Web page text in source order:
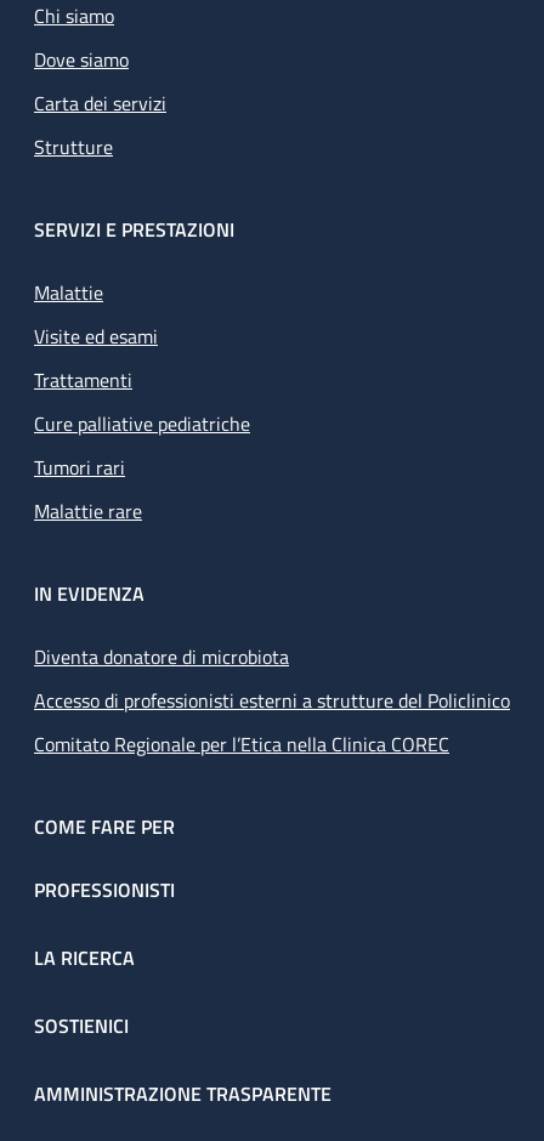
Chi siamo
Dove siamo
Carta dei servizi
Strutture
SERVIZI E PRESTAZIONI
Malattie
Visite ed esami
Trattamenti
Cure palliative pediatriche
Tumori rari
Malattie rare
IN EVIDENZA
Diventa donatore di microbiota
Accesso di professionisti esterni a strutture del Policlinico
Comitato Regionale per l’Etica nella Clinica COREC
COME FARE PER
PROFESSIONISTI
LA RICERCA
SOSTIENICI
AMMINISTRAZIONE TRASPARENTE